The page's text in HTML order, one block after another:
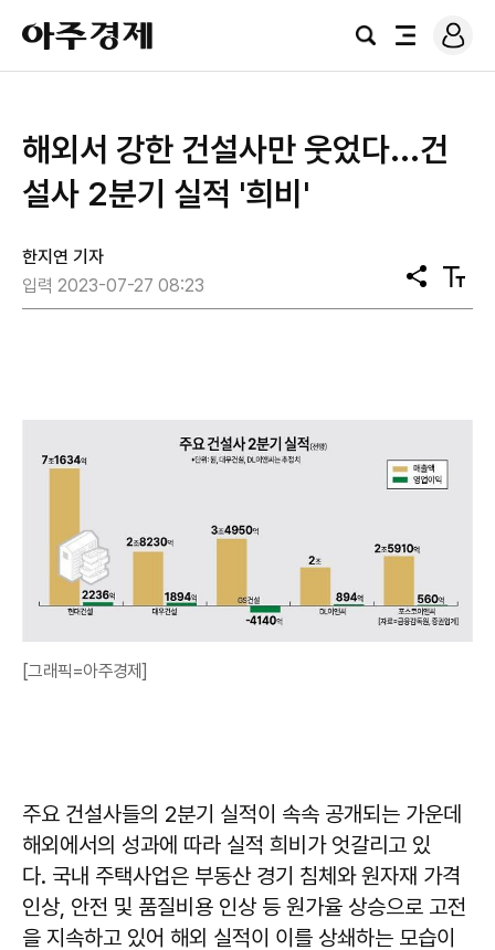
아
주
경
검
전
로
그
해외서 강한 건설사만 웃었다...건
설사 2분기 실적 '희비'
한지연 기자
입력 2023-07-27 08:23
공
유
텍
스
[그래픽=아주경제]
주요 건설사들의 2분기 실적이 속속 공개되는 가운데
해외에서의 성과에 따라 실적 희비가 엇갈리고 있
다. 국내 주택사업은 부동산 경기 침체와 원자재 가격
인상, 안전 및 품질비용 인상 등 원가율 상승으로 고전
을 지속하고 있어 해외 실적이 이를 상쇄하는 모습이